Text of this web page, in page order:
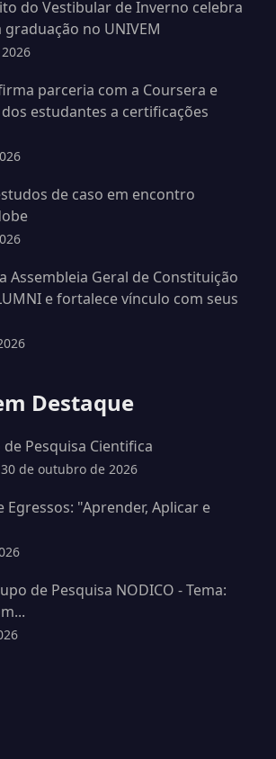
do Vestibular de Inverno celebra
no UNIVEM
parceria com a Coursera e
estudantes a certificações
de caso em encontro
Assembleia Geral de Constituição
e fortalece vínculo com seus
Destaque
de Pesquisa Cientifica
de outubro de 2026
Egressos: "Aprender, Aplicar e
de Pesquisa NODICO - Tema: